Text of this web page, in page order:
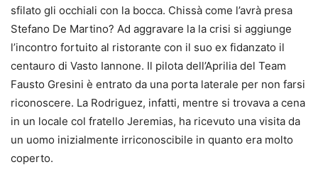
sfilato gli occhiali con la bocca. Chissà come l’avrà presa
Stefano De Martino? Ad aggravare la la crisi si aggiunge
l’incontro fortuito al ristorante con il suo ex fidanzato il
centauro di Vasto Iannone. Il pilota dell’Aprilia del Team
Fausto Gresini è entrato da una porta laterale per non farsi
riconoscere. La Rodriguez, infatti, mentre si trovava a cena
in un locale col fratello Jeremias, ha ricevuto una visita da
un uomo inizialmente irriconoscibile in quanto era molto
coperto.